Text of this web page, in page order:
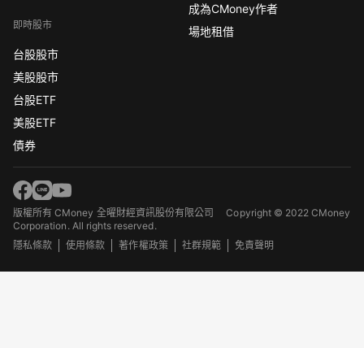
即時股市
台股股市
美股股市
台股ETF
美股ETF
債券
成為CMoney作者
場地租借
版權所有 CMoney 全曜財經資訊股份有限公司Copyright © 2022 CMoney
Corporation. All rights reserved.
隱私條款
使用條款 著作權政策 社群規範 免責聲明